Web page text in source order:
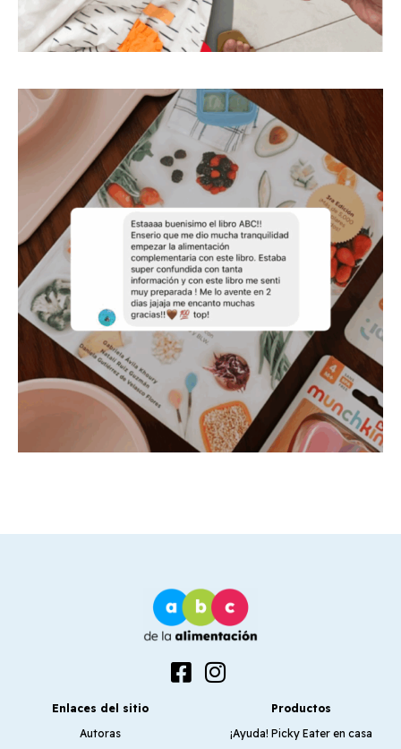
Enlaces del sitio
Autoras
Productos
¡Ayuda! Picky Eater en casa